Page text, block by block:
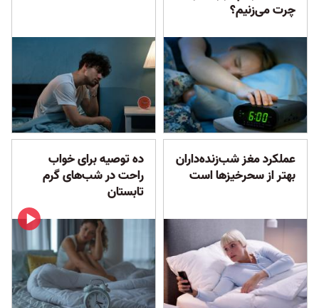
چرت می‌زنیم؟
عملکرد مغز شب‌زنده‌داران
بهتر از سحرخیزها است
ده توصیه برای خواب
راحت در شب‌های گرم
تابستان